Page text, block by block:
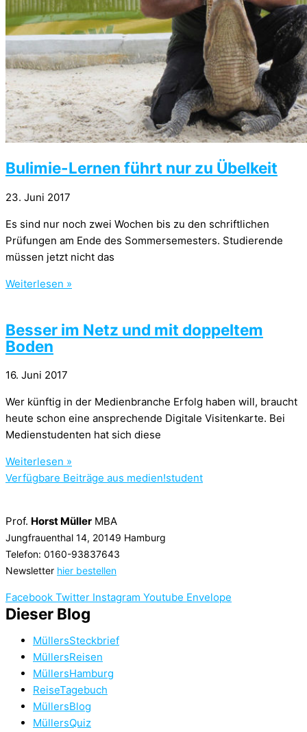
Bulimie-Lernen führt nur zu Übelkeit
23. Juni 2017
Es sind nur noch zwei Wochen bis zu den schriftlichen
Prüfungen am Ende des Sommersemesters. Studierende
müssen jetzt nicht das
Weiterlesen »
Besser im Netz und mit doppeltem
Boden
16. Juni 2017
Wer künftig in der Medienbranche Erfolg haben will, braucht
heute schon eine ansprechende Digitale Visitenkarte. Bei
Medienstudenten hat sich diese
Weiterlesen »
Verfügbare Beiträge aus medien!student
Prof. Horst Müller MBA
Jungfrauenthal 14, 20149 Hamburg
Telefon: 0160-93837643
Newsletter hier bestellen
Facebook Twitter Instagram Youtube Envelope
Dieser Blog
MüllersSteckbrief
MüllersReisen
MüllersHamburg
ReiseTagebuch
MüllersBlog
MüllersQuiz